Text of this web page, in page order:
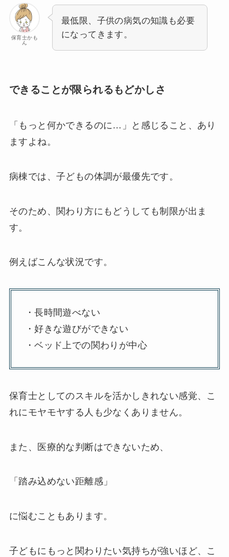
保育士かも
ん
最低限、子供の病気の知識も必要
になってきます。
できることが限られるもどかしさ
「もっと何かできるのに…」と感じること、あり
ますよね。
病棟では、子どもの体調が最優先です。
そのため、関わり方にもどうしても制限が出ま
す。
例えばこんな状況です。
・長時間遊べない
・好きな遊びができない
・ベッド上での関わりが中心
保育士としてのスキルを活かしきれない感覚、こ
れにモヤモヤする人も少なくありません。
また、医療的な判断はできないため、
「踏み込めない距離感」
に悩むこともあります。
子どもにもっと関わりたい気持ちが強いほど、こ